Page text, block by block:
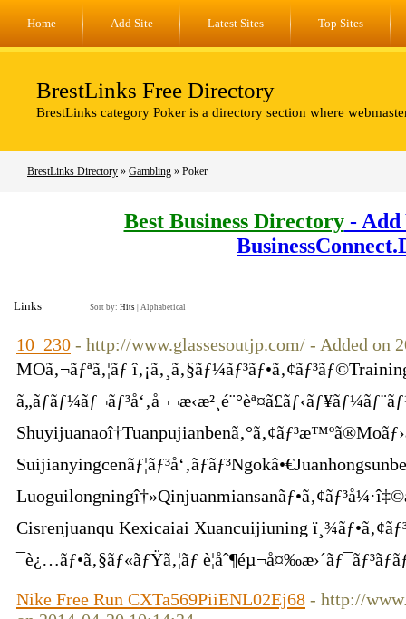
Home Add Site Latest Sites Top Sites
BrestLinks Free Directory
BrestLinks category Poker is a directory section where
BrestLinks Directory » Gambling » Poker
Best Business Directory- Add
Links Sort by: Hits Alphabetical
10_230 - http://www.glassesoutjp.com/ - Added on
MOã‚¬ãƒªã‚¦ãƒ
Cisrenjuanqu Kexicaiai Xuancuijiuning
¯è¿…ãƒ•ã‚§ãƒ«ãƒŸã‚¦ãƒ
Nike Free Run CXTa569PiiENL02Ej68 - http://